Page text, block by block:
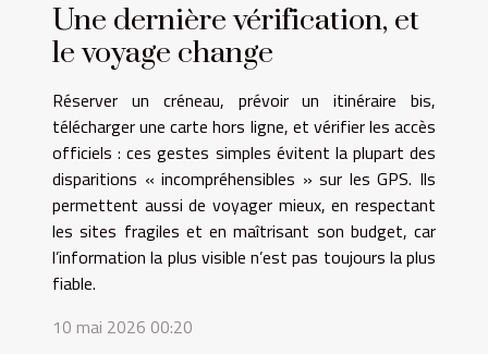
Une dernière vérification, et
le voyage change
Réserver un créneau, prévoir un itinéraire bis,
télécharger une carte hors ligne, et vérifier les accès
officiels : ces gestes simples évitent la plupart des
disparitions « incompréhensibles » sur les GPS. Ils
permettent aussi de voyager mieux, en respectant
les sites fragiles et en maîtrisant son budget, car
l’information la plus visible n’est pas toujours la plus
fiable.
10 mai 2026 00:20